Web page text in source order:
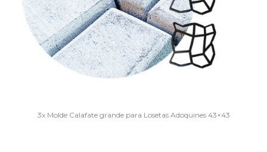
3x Molde Calafate grande para Losetas Adoquines 43×43